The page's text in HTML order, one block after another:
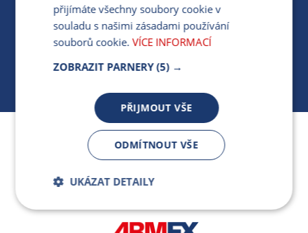
Jsme součástí skupiny ARMEX a členem Asociace
nezávislých dodavatelů energií.
412 154 154
PO-PÁ 7:30-17:00
přijímáte všechny soubory cookie v
souladu s našimi zásadami používání
souborů cookie. VÍCE INFORMACÍ
ZOBRAZIT PARNERY (5) →
PŘIJMOUT VŠE
ODMÍTNOUT VŠE
UKÁZAT DETAILY
Bezpodmínečně
nutné soubory
Výkonnostní